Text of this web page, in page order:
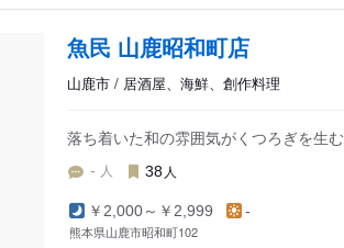
魚民 山鹿昭和町店
山鹿市 / 居酒屋、海鮮、創作料理
落ち着いた和の雰囲気がくつろぎを生む
- 人 38 人
￥2,000～￥2,999
-
熊本県山鹿市昭和町102